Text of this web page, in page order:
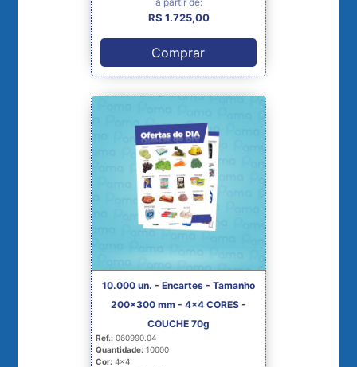
R$ 1.725,00
Comprar
10.000 un. - Encartes - Tamanho
200x300 mm - 4x4 CORES -
COUCHE 70g
Ref.: 060990.04
Quantidade: 10000
Cor: 4x4